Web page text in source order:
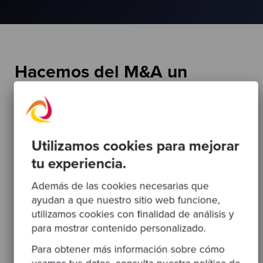
Utilizamos cookies para mejorar
tu experiencia.
Además de las cookies necesarias que
ayudan a que nuestro sitio web funcione,
utilizamos cookies con finalidad de análisis y
para mostrar contenido personalizado.
Para obtener más información sobre cómo
Hacemos del M&A un
proceso más seguro,
eficiente y rentable
Reducimos la incertidumbre y
aceleramos el retorno. Nuestro
análisis técnico identifica riesgos
ocultos, optimiza valoraciones y
garantiza operaciones de M&A
más sólidas. Trabajamos todo el
ciclo del deal ofreciendo una